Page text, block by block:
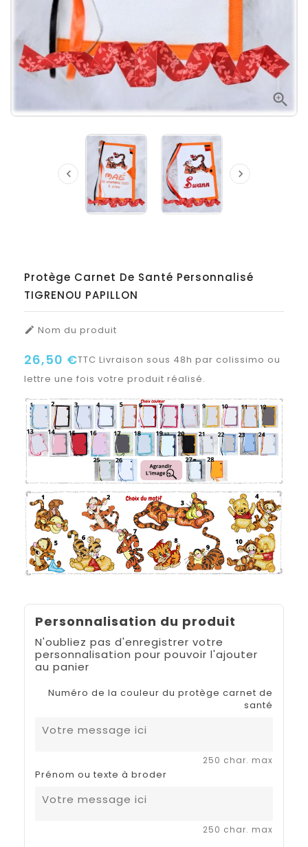

 
Protège Carnet De Santé Personnalisé
TIGRENOU PAPILLON
 Nom du produit
26,50 €TTC Livraison sous 48h par colissimo ou
lettre une fois votre produit réalisé.
Personnalisation du produit
N'oubliez pas d'enregistrer votre
personnalisation pour pouvoir l'ajouter
au panier
Numéro de la couleur du protège carnet de
santé
250 char. max
Prénom ou texte à broder
250 char. max